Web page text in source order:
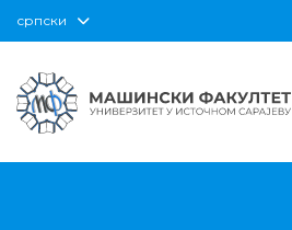
српски